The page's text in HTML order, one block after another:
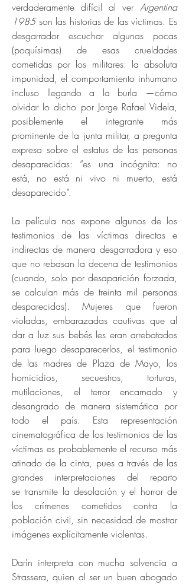
verdaderamente difícil al verArgentina
1985son las historias de las víctimas. Es
desgarrador escuchar algunas pocas
(poquísimas) de esas crueldades
cometidas por los militares: la absoluta
impunidad, el comportamiento inhumano
incluso llegando a la burla —cómo
olvidar lo dicho por Jorge Rafael Videla,
posiblemente el integrante más
prominente de la junta militar, a pregunta
expresa sobre el estatus de las personas
desaparecidas: “es una incógnita: no
está, no está ni vivo ni muerto, está
desaparecido”.
La película nos expone algunos de los
testimonios de las víctimas directas e
indirectas de manera desgarradora y eso
que no rebasan la decena de testimonios
(cuando, solo por desaparición forzada,
se calculan más de treinta mil personas
desparecidas). Mujeres que fueron
violadas, embarazadas cautivas que al
dar a luz sus bebés les eran arrebatados
para luego desaparecerlos, el testimonio
de las madres de Plaza de Mayo, los
homicidios, secuestros, torturas,
mutilaciones, el terror encarnado y
desangrado de manera sistemática por
todo el país. Esta representación
cinematográfica de los testimonios de las
víctimas es probablemente el recurso más
atinado de la cinta, pues a través de las
grandes interpretaciones del reparto
se transmite la desolación y el horror de
los crímenes cometidos contra la
población civil, sin necesidad de mostrar
imágenes explícitamente violentas.
Darín interpreta con mucha solvencia a
Strassera, quien al ser un buen abogado